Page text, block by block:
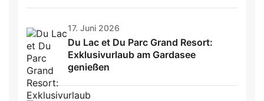
17. Juni 2026
Du Lac et Du Parc Grand Resort:
Exklusivurlaub am Gardasee
genießen